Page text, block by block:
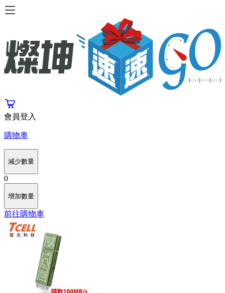
會員登入
購物車
減少數量
0
增加數量
前往購物車